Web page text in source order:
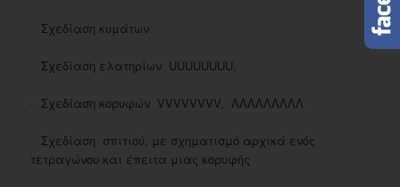
· Σχεδίαση κυμάτων
· Σχεδίαση ελατηρίων UUUUUUUU,
· Σχεδίαση κορυφών VVVVVVVV, ΛΛΛΛΛΛΛΛΛ
· Σχεδίαση σπιτιού, με σχηματισμό αρχικά ενός
τετραγώνου και έπειτα μιας κορυφής